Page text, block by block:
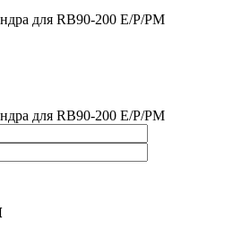
для RB90-200 E/P/PM
для RB90-200 E/P/PM